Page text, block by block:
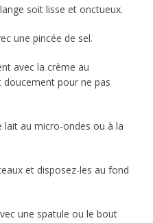
soit lisse et onctueux.
une pincée de sel.
avec la crème au
pour ne pas
lait au micro-ondes ou à la
et disposez-les au fond
une spatule ou le bout